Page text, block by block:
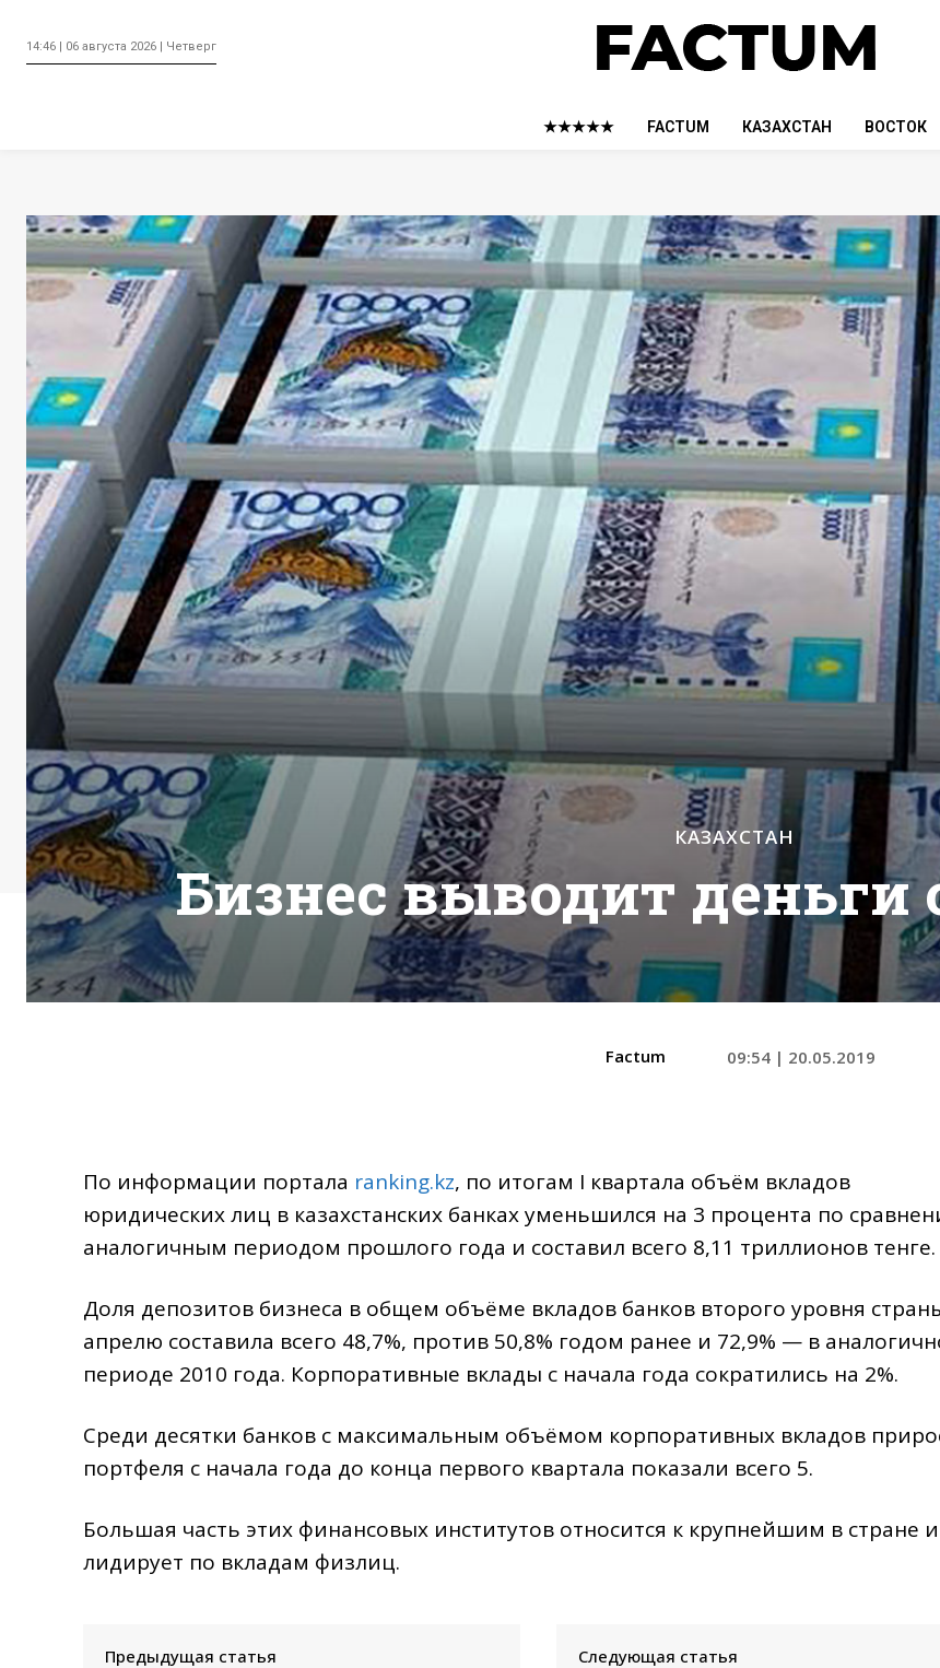
14:46 | 06 августа 2026 | Четверг
★★★★★ FACTUM КАЗАХСТАН ВОСТОК
КАЗАХСТАН
Бизнес выводит деньги
Factum 09:54 | 20.05.2019
По информации портала ranking.kz, по итогам I квартала объём вкладов
юридических лиц в казахстанских банках уменьшился на 3 процента по
аналогичным периодом прошлого года и составил всего 8,11 триллионов тенге.
Доля депозитов бизнеса в общем объёме вкладов банков второго уровня
апрелю составила всего 48,7%, против 50,8% годом ранее и 72,9% — в
периоде 2010 года. Корпоративные вклады с начала года сократились на 2%.
Среди десятки банков с максимальным объёмом корпоративных вкладов
портфеля с начала года до конца первого квартала показали всего 5.
Большая часть этих финансовых институтов относится к крупнейшим в стране и
лидирует по вкладам физлиц.
Предыдущая статья Следующая статья